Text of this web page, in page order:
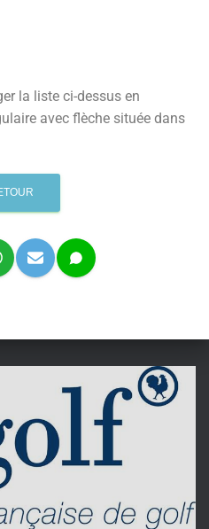
la liste ci-dessus en
avec flèche située dans